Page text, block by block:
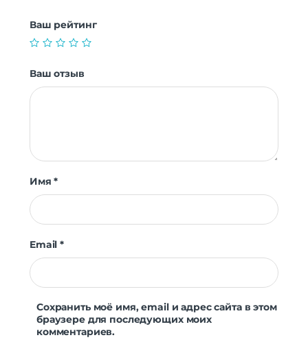
Ваш рейтинг
Ваш отзыв
Имя*
Email*
Сохранить моё имя, email и адрес сайта в этом
браузере для последующих моих
комментариев.